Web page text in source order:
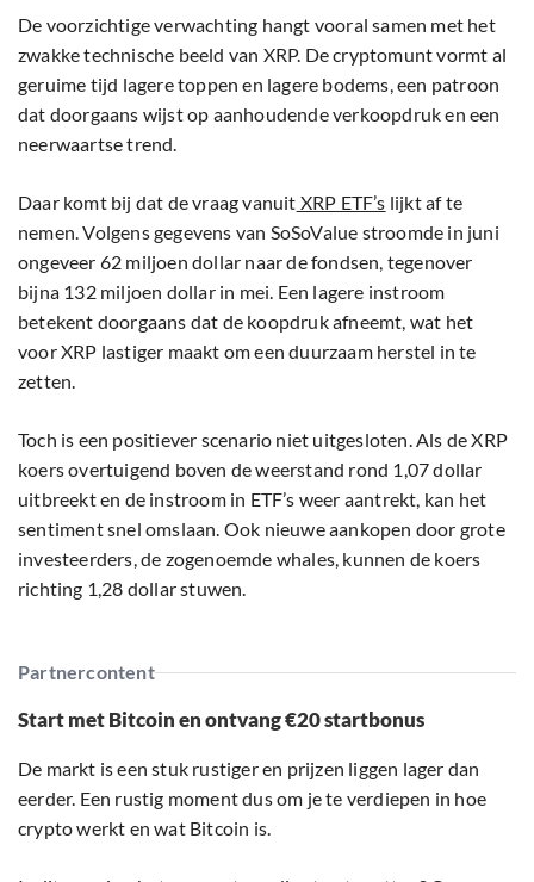
De voorzichtige verwachting hangt vooral samen met het
zwakke technische beeld van XRP. De cryptomunt vormt al
geruime tijd lagere toppen en lagere bodems, een patroon
dat doorgaans wijst op aanhoudende verkoopdruk en een
neerwaartse trend.
Daar komt bij dat de vraag vanuit XRP ETF’s lijkt af te
nemen. Volgens gegevens van SoSoValue stroomde in juni
ongeveer 62 miljoen dollar naar de fondsen, tegenover
bijna 132 miljoen dollar in mei. Een lagere instroom
betekent doorgaans dat de koopdruk afneemt, wat het
voor XRP lastiger maakt om een duurzaam herstel in te
zetten.
Toch is een positiever scenario niet uitgesloten. Als de XRP
koers overtuigend boven de weerstand rond 1,07 dollar
uitbreekt en de instroom in ETF’s weer aantrekt, kan het
sentiment snel omslaan. Ook nieuwe aankopen door grote
investeerders, de zogenoemde whales, kunnen de koers
richting 1,28 dollar stuwen.
Partnercontent
Start met Bitcoin en ontvang €20 startbonus
De markt is een stuk rustiger en prijzen liggen lager dan
eerder. Een rustig moment dus om je te verdiepen in hoe
crypto werkt en wat Bitcoin is.